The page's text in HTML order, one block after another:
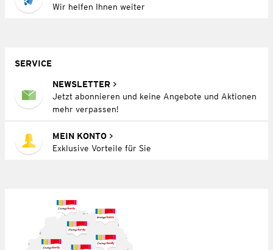
Wir helfen Ihnen weiter
SERVICE
NEWSLETTER
Jetzt abonnieren und keine Angebote und Aktionen
mehr verpassen!
MEIN KONTO
Exklusive Vorteile für Sie